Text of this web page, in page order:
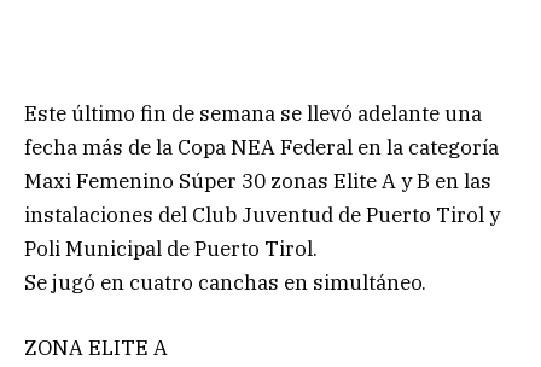
Este último fin de semana se llevó adelante una
fecha más de la Copa NEA Federal en la categoría
Maxi Femenino Súper 30 zonas Elite A y B en las
instalaciones del Club Juventud de Puerto Tirol y
Poli Municipal de Puerto Tirol.
Se jugó en cuatro canchas en simultáneo.
ZONA ELITE A